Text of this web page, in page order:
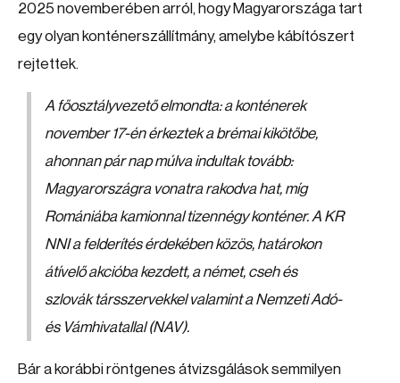
2025 novemberében arról, hogy Magyarországa tart
egy olyan konténerszállítmány, amelybe kábítószert
rejtettek.
A főosztályvezető elmondta: a konténerek
november 17-én érkeztek a brémai kikötőbe,
ahonnan pár nap múlva indultak tovább:
Magyarországra vonatra rakodva hat, míg
Romániába kamionnal tizennégy konténer. A KR
NNI a felderítés érdekében közös, határokon
átívelő akcióba kezdett, a német, cseh és
szlovák társszervekkel valamint a Nemzeti Adó-
és Vámhivatallal (NAV).
Bár a korábbi röntgenes átvizsgálások semmilyen